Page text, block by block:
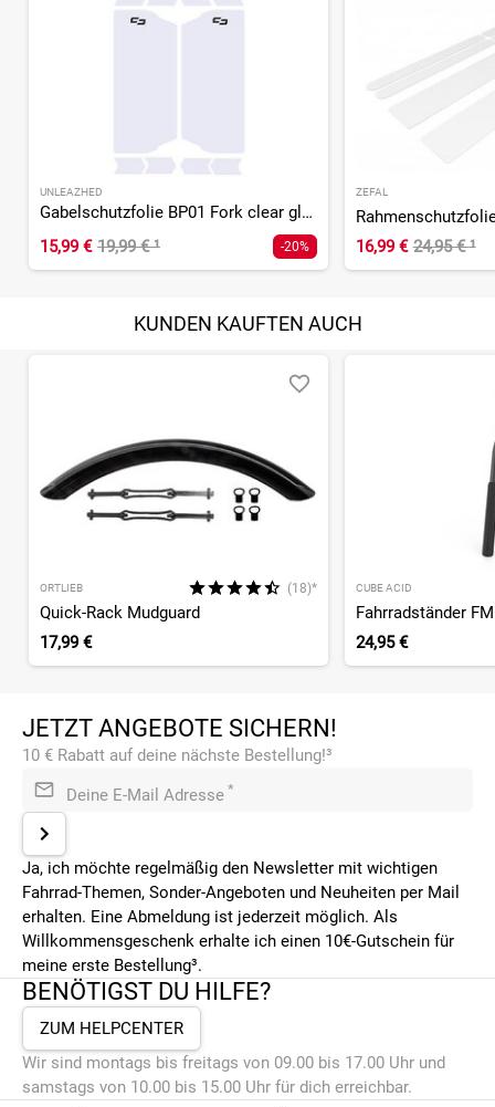
UNLEAZHED
Gabelschutzfolie BP01 Fork clear glossy
15,99 € 19,99 €¹ -20%
ZEFAL
16,99 € 24,95 €¹
KUNDEN KAUFTEN AUCH
ORTLIEB (18)*
Quick-Rack Mudguard
17,99 €
CUBE ACID
Fahrradständer
24,95 €
JETZT ANGEBOTE SICHERN!
10 € Rabatt auf deine nächste Bestellung!³
Deine E-Mail Adresse *
Ja, ich möchte regelmäßig den Newsletter mit wichtigen
Fahrrad-Themen, Sonder-Angeboten und Neuheiten per Mail
erhalten. Eine Abmeldung ist jederzeit möglich. Als
Willkommensgeschenk erhalte ich einen 10€-Gutschein für
meine erste Bestellung³.
BENÖTIGST DU HILFE?
ZUM HELPCENTER
Wir sind montags bis freitags von 09.00 bis 17.00 Uhr und
samstags von 10.00 bis 15.00 Uhr für dich erreichbar.